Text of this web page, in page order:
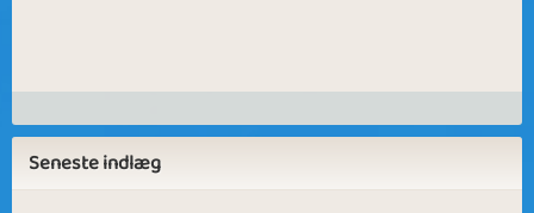
Seneste indlæg